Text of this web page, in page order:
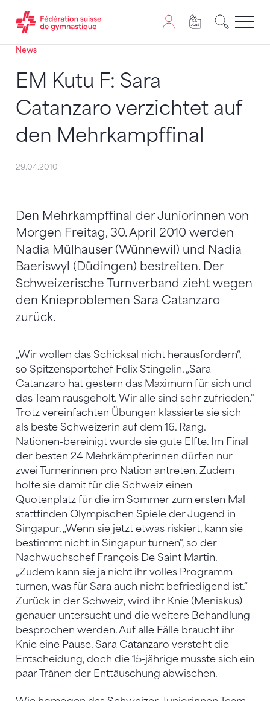
Passer au contenu
Naviguer vers le plan du siten
JavaScript est nécessaire pour naviguer sur ce site.
News
EM Kutu F: Sara
Catanzaro verzichtet auf
den Mehrkampffinal
29.04.2010
Den Mehrkampffinal der Juniorinnen von
Morgen Freitag, 30. April 2010 werden
Nadia Mülhauser (Wünnewil) und Nadia
Baeriswyl (Düdingen) bestreiten. Der
Schweizerische Turnverband zieht wegen
den Knieproblemen Sara Catanzaro
zurück.
„Wir wollen das Schicksal nicht herausfordern“,
so Spitzensportchef Felix Stingelin. „Sara
Catanzaro hat gestern das Maximum für sich und
das Team rausgeholt. Wir alle sind sehr zufrieden.“
Trotz vereinfachten Übungen klassierte sie sich
als beste Schweizerin auf dem 16. Rang.
Nationen-bereinigt wurde sie gute Elfte. Im Final
der besten 24 Mehrkämpferinnen dürfen nur
zwei Turnerinnen pro Nation antreten. Zudem
holte sie damit für die Schweiz einen
Quotenplatz für die im Sommer zum ersten Mal
stattfinden Olympischen Spiele der Jugend in
Singapur. „Wenn sie jetzt etwas riskiert, kann sie
bestimmt nicht in Singapur turnen“, so der
Nachwuchschef François De Saint Martin.
„Zudem kann sie ja nicht ihr volles Programm
turnen, was für Sara auch nicht befriedigend ist.“
Zurück in der Schweiz, wird ihr Knie (Meniskus)
genauer untersucht und die weitere Behandlung
besprochen werden. Auf alle Fälle braucht ihr
Knie eine Pause. Sara Catanzaro versteht die
Entscheidung, doch die 15-jährige musste sich ein
paar Tränen der Enttäuschung abwischen.